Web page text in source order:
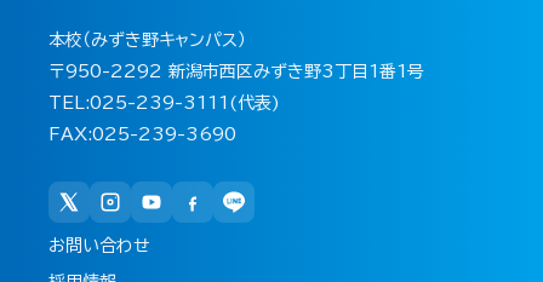
本校（みずき野キャンパス）
〒950-2292 新潟市西区みずき野3丁目1番1号
TEL:025-239-3111(代表)
FAX:025-239-3690
お問い合わせ